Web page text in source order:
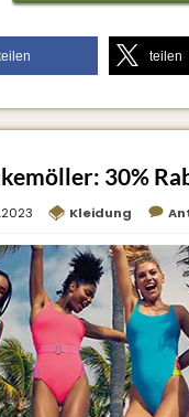
teilen
30%
Kleidung